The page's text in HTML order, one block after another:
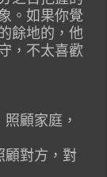
。如果你覺
餘地的，他
，不太喜歡
顧家庭，
顧對方，對